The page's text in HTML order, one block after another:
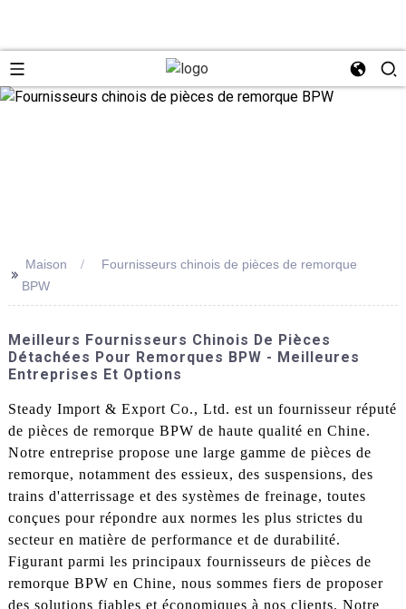
>>
Maison
Fournisseurs chinois de pièces de remorque
BPW
Meilleurs Fournisseurs Chinois De Pièces
Détachées Pour Remorques BPW - Meilleures
Entreprises Et Options
Steady Import & Export Co., Ltd. est un fournisseur réputé
de pièces de remorque BPW de haute qualité en Chine.
Notre entreprise propose une large gamme de pièces de
remorque, notamment des essieux, des suspensions, des
trains d'atterrissage et des systèmes de freinage, toutes
conçues pour répondre aux normes les plus strictes du
secteur en matière de performance et de durabilité.
Figurant parmi les principaux fournisseurs de pièces de
remorque BPW en Chine, nous sommes fiers de proposer
des solutions fiables et économiques à nos clients. Notre